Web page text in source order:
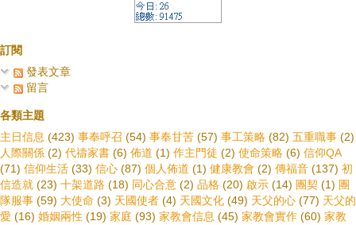
訂閱
發表文章
留言
各類主題
主日信息 (423) 事奉呼召 (54) 事奉甘苦 (57) 事工策略 (82) 五重職事 (2)
人際關係 (2) 代禱家書 (6) 佈道 (1) 作主門徒 (2) 使命策略 (6) 信仰QA
(71) 信仰生活 (33) 信心 (87) 個人佈道 (1) 健康教會 (2) 傳福音 (137) 初
信造就 (23) 十架道路 (18) 同心合意 (2) 品格 (20) 啟示 (14) 團契 (1) 團
隊服事 (59) 大使命 (3) 天國使者 (4) 天國文化 (49) 天父的心 (77) 天父的
愛 (16) 婚姻兩性 (19) 家庭 (93) 家教會信息 (45) 家教會實作 (60) 家教